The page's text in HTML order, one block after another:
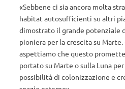
«Sebbene ci sia ancora molta
habitat autosufficienti su altri
dimostrato il grande potenziale
pioniera per la crescita su
aspettiamo che questo
portato su Marte o sulla Luna
possibilità di colonizzazione e